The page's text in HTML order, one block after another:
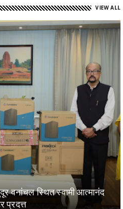
VIEW ALL
वनांचल स्थित स्वामी आत्मानंद
प्रदत्त